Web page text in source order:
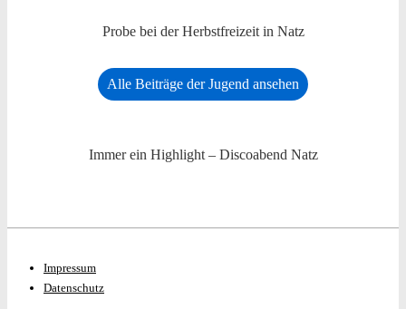
Probe bei der Herbstfreizeit in Natz
Alle Beiträge der Jugend ansehen
Immer ein Highlight – Discoabend Natz
Footer-
Menü
Impressum
Datenschutz